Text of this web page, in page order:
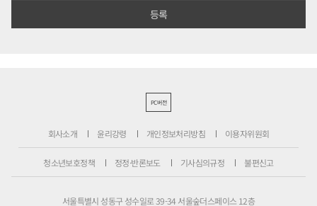
PC버전
회사소개 윤리강령 개인정보처리방침 이용자위원회
청소년보호정책 정정·반론보도 기사심의규정 불편신고
서울특별시 성동구 성수일로 39-34 서울숲더스페이스 12층